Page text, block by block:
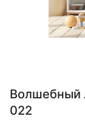
Волшебный
022